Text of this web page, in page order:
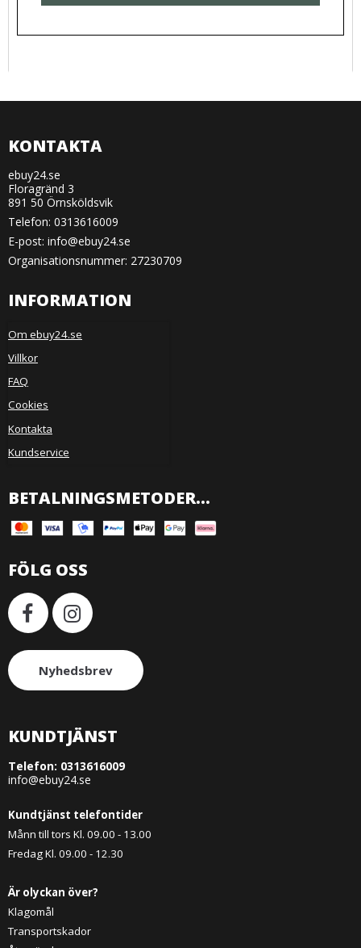
KONTAKTA
ebuy24.se
Floragränd 3
891 50 Örnsköldsvik
Telefon: 0313616009
E-post: info@ebuy24.se
Organisationsnummer: 27230709
INFORMATION
Om ebuy24.se
Villkor
FAQ
Cookies
Kontakta
Kundservice
BETALNINGSMETODER...
FÖLG OSS
Nyhedsbrev
KUNDTJÄNST
Telefon: 0313616009
info@ebuy24.se
Kundtjänst telefontider
Månn till tors Kl. 09.00 - 13.00
Fredag Kl. 09.00 - 12.30
Är olyckan över?
Klagomål
Transportskador